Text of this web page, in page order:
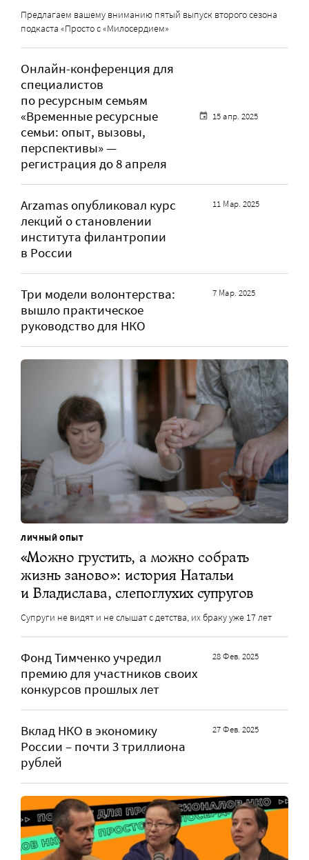
Предлагаем вашему вниманию пятый выпуск второго сезона
подкаста «Просто с «Милосердием»
Онлайн-конференция для
специалистов
по ресурсным семьям
«Временные ресурсные
семьи: опыт, вызовы,
перспективы» —
регистрация до 8 апреля
15 апр. 2025
Arzamas опубликовал курс
лекций о становлении
института филантропии
в России
11 Мар. 2025
Три модели волонтерства:
вышло практическое
руководство для НКО
7 Мар. 2025
ЛИЧНЫЙ ОПЫТ
«Можно грустить, а можно собрать
жизнь заново»: история Натальи
и Владислава, слепоглухих супругов
Супруги не видят и не слышат с детства, их браку уже 17 лет
Фонд Тимченко учредил
премию для участников своих
конкурсов прошлых лет
28 Фев. 2025
Вклад НКО в экономику
России – почти 3 триллиона
рублей
27 Фев. 2025